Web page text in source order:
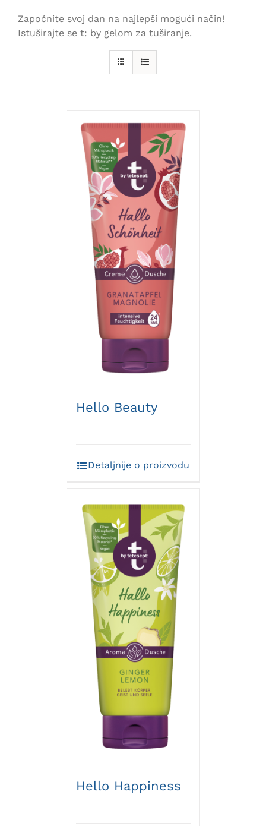
Započnite svoj dan na najlepši mogući način!
Istuširajte se t: by gelom za tuširanje.
Hello Beauty
Detaljnije o proizvodu
Hello Happiness